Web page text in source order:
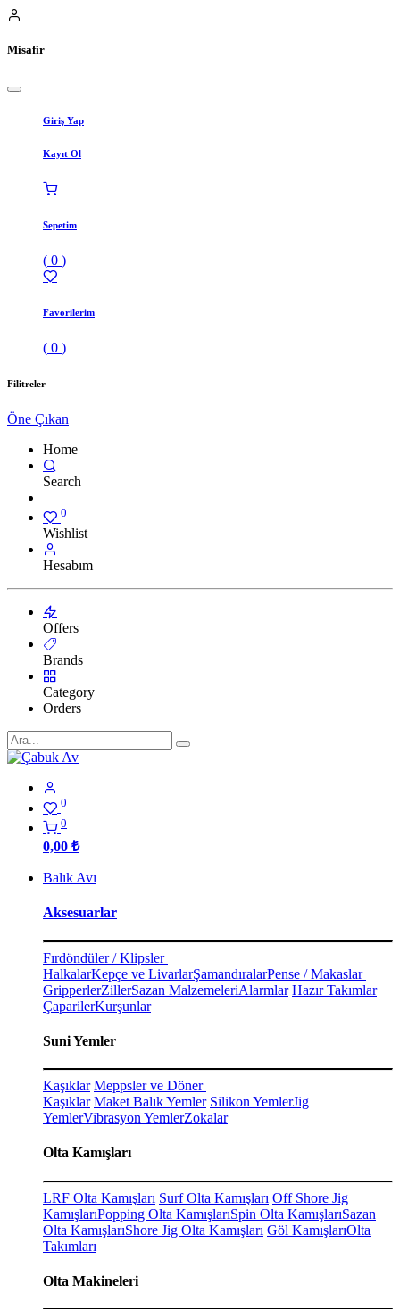
Misafir
Giriş Yap
Kayıt Ol
Sepetim
( 0 )
Favorilerim
( 0 )
Filitreler
Öne Çıkan
Home
Search
0
Wishlist
Hesabım
Offers
Brands
Category
Orders
0
0
0,00 ₺
Balık Avı
Aksesuarlar
Fırdöndüler / Klipsler
HalkalarKepçe ve LivarlarŞamandıralarPense / Makaslar
GripperlerZillerSazan MalzemeleriAlarmlar Hazır Takımlar
ÇaparilerKurşunlar
Suni Yemler
Kaşıklar Meppsler ve Döner
Kaşıklar Maket Balık Yemler Silikon YemlerJig
YemlerVibrasyon YemlerZokalar
Olta Kamışları
LRF Olta Kamışları Surf Olta Kamışları Off Shore Jig
KamışlarıPopping Olta KamışlarıSpin Olta KamışlarıSazan
Olta KamışlarıShore Jig Olta Kamışları Göl KamışlarıOlta
Takımları
Olta Makineleri